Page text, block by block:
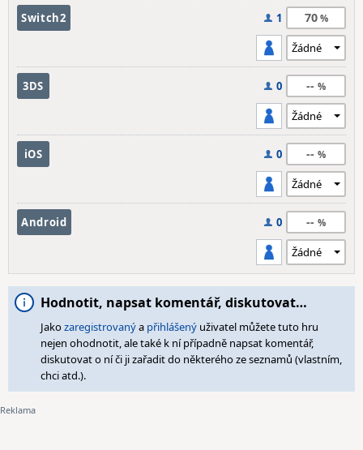
Switch2 1 70
3DS 0 --
iOS 0 --
Android 0 --
Hodnotit, napsat komentář, diskutovat…
Jakozaregistrovanýa přihlášený uživatel můžete tuto hru
nejen ohodnotit, ale také k ní případně napsat komentář,
diskutovat o ní či ji zařadit do některého ze seznamů (vlastním,
chci atd.).